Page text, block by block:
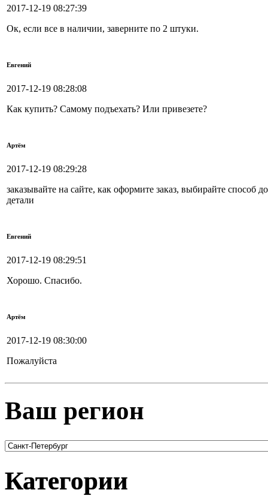
2017-12-19 08:27:39
Ок, если все в наличии, заверните по 2 штуки.
Евгений
2017-12-19 08:28:08
Как купить? Самому подъехать? Или привезете?
Артём
2017-12-19 08:29:28
заказывайте на сайте, как оформите заказ, выбирайте способ
детали
Евгений
2017-12-19 08:29:51
Хорошо. Спасибо.
Артём
2017-12-19 08:30:00
Пожалуйста
Ваш регион
Категории